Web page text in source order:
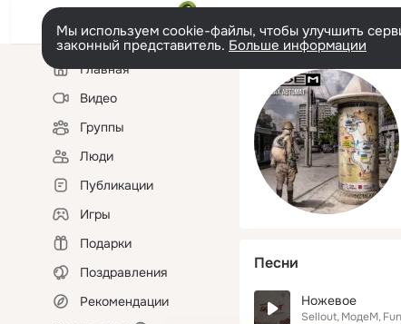
Мы используем cookie-файлы, чтобы улучшить
законный представитель. Больше информации
Левая
колонкаГлавная
Видео
Группы
Люди
Публикации
Игры
Подарки
Поздравления
Рекомендации
Песни
Ножевое
Sellout МодеМ